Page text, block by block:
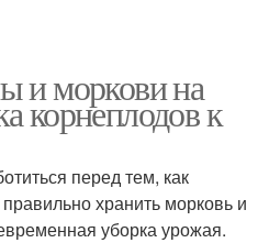
и моркови на
корнеплодов к
перед тем, как
хранить морковь и
уборка урожая.